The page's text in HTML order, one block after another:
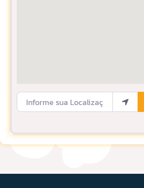
Informe sua Localização